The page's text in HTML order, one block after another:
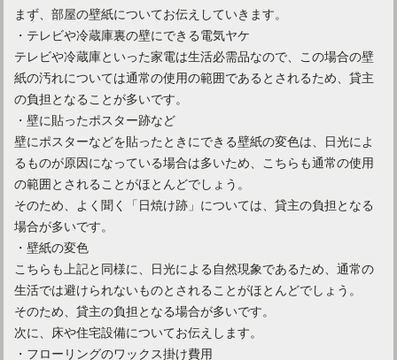
まず、部屋の壁紙についてお伝えしていきます。
・テレビや冷蔵庫裏の壁にできる電気ヤケ
テレビや冷蔵庫といった家電は生活必需品なので、この場合の壁
紙の汚れについては通常の使用の範囲であるとされるため、貸主
の負担となることが多いです。
・壁に貼ったポスター跡など
壁にポスターなどを貼ったときにできる壁紙の変色は、日光によ
るものが原因になっている場合は多いため、こちらも通常の使用
の範囲とされることがほとんどでしょう。
そのため、よく聞く「日焼け跡」については、貸主の負担となる
場合が多いです。
・壁紙の変色
こちらも上記と同様に、日光による自然現象であるため、通常の
生活では避けられないものとされることがほとんどでしょう。
そのため、貸主の負担となる場合が多いです。
次に、床や住宅設備についてお伝えします。
・フローリングのワックス掛け費用